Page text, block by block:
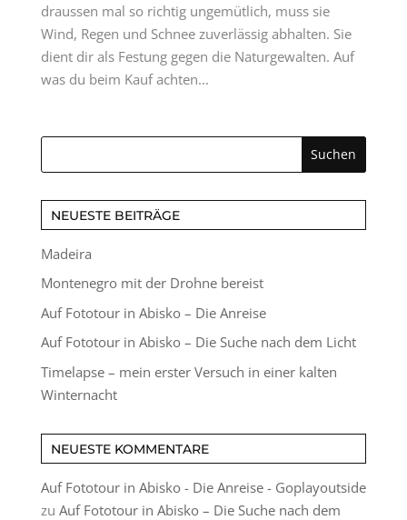
draussen mal so richtig ungemütlich, muss sie
Wind, Regen und Schnee zuverlässig abhalten. Sie
dient dir als Festung gegen die Naturgewalten. Auf
was du beim Kauf achten...
NEUESTE BEITRÄGE
Madeira
Montenegro mit der Drohne bereist
Auf Fototour in Abisko – Die Anreise
Auf Fototour in Abisko – Die Suche nach dem Licht
Timelapse – mein erster Versuch in einer kalten
Winternacht
NEUESTE KOMMENTARE
Auf Fototour in Abisko - Die Anreise - Goplayoutside
zu Auf Fototour in Abisko – Die Suche nach dem